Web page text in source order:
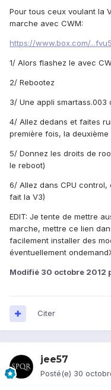
Pour tous ceux voulant la
marche avec CWM:
https://www.box.com/
1/ Alors flashez le avec
2/ Rebootez
3/ Une appli smartass.003
4/ Allez dedans et faites
première fois, la deuxième
5/ Donnez les droits de
le reboot)
6/ Allez dans CPU
fait la V3)
EDIT: Je tente de mettre
marche, mettre ce lien
facilement installer des
éventuellement
Modifié 30 octobre 2012
Citer
jee57
Posté(e) 30